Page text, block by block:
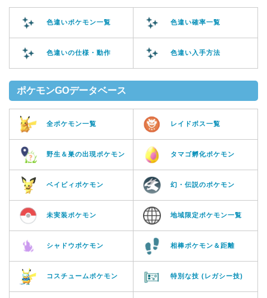
色違いポケモン一覧 色違い確率一覧
色違いの仕様・動作 色違い入手方法
ポケモンGOデータベース
全ポケモン一覧 レイドボス一覧
野生＆巣の出現ポケモン タマゴ孵化ポケモン
ベイビィポケモン 幻・伝説のポケモン
未実装ポケモン 地域限定ポケモン一覧
シャドウポケモン 相棒ポケモン＆距離
コスチュームポケモン 特別な技 (レガシー技)